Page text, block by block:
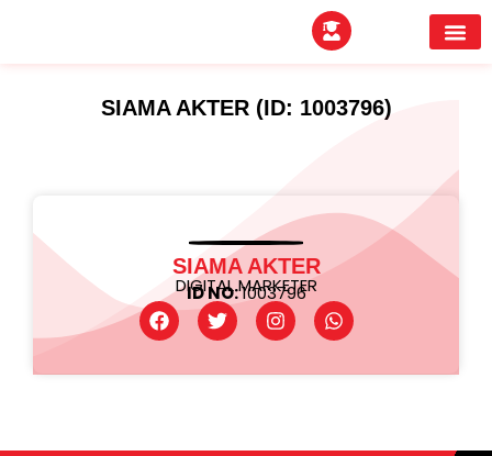
SIAMA AKTER (ID: 1003796)
SIAMA AKTER
DIGITAL MARKETER
ID NO:1003796